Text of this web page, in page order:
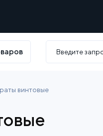
винтовые